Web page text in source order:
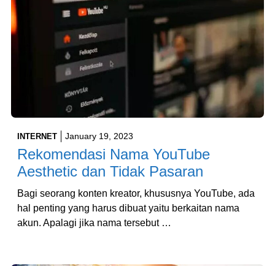
INTERNET January 19, 2023
Rekomendasi Nama YouTube
Aesthetic dan Tidak Pasaran
Bagi seorang konten kreator, khususnya YouTube, ada
hal penting yang harus dibuat yaitu berkaitan nama
akun. Apalagi jika nama tersebut …